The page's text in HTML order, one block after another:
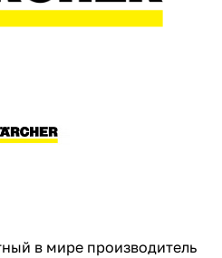
в мире производитель